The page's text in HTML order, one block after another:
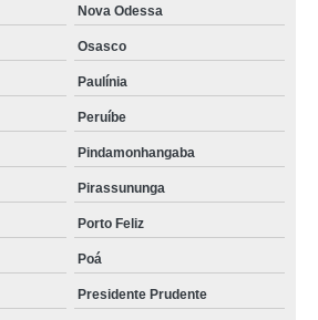
Nova Odessa
Osasco
Paulínia
Peruíbe
Pindamonhangaba
Pirassununga
Porto Feliz
Poá
Presidente Prudente